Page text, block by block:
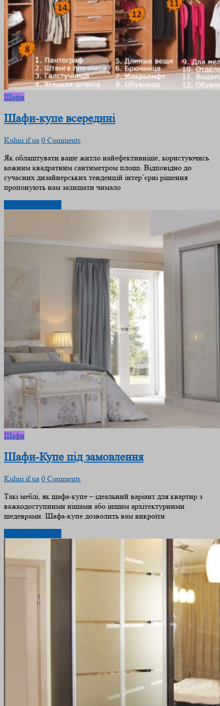
Шафи
Шафи-купе всередині
Kuhni.if.ua 0 Comments
Як облаштувати ваше житло найефективніше, користуючись
кожним квадратним сантиметром площі. Відповідно до
сучасних дизайнерських тенденцій інтер’єрні рішення
пропонують нам залишати чимало
Шафи
Шафи-Купе під замовлення
Kuhni.if.ua 0 Comments
Такі меблі, як шафа-купе – ідеальний варіант для квартир з
важкодоступними нішами або іншим архітектурними
шедеврами. Шафа-купе дозволить вам викроїти